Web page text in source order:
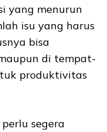
yang menurun
isu yang harus
bisa
di tempat-
produktivitas
segera